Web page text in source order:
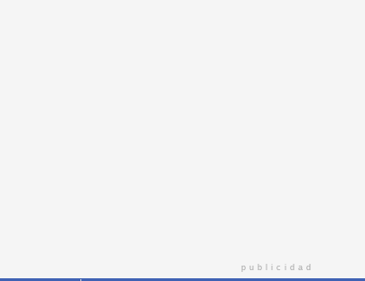
publicidad